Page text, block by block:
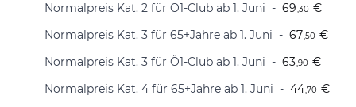
Normalpreis Kat. 2 für Ö1-Club ab 1. Juni
69,30 €
Normalpreis Kat. 3 für 65+Jahre ab 1. Juni
67,50 €
Normalpreis Kat. 3 für Ö1-Club ab 1. Juni
63,90 €
Normalpreis Kat. 4 für 65+Jahre ab 1. Juni
44,70 €